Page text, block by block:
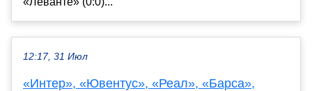
12:17, 31 Июл
«Интер», «Ювентус», «Реал», «Барса»,